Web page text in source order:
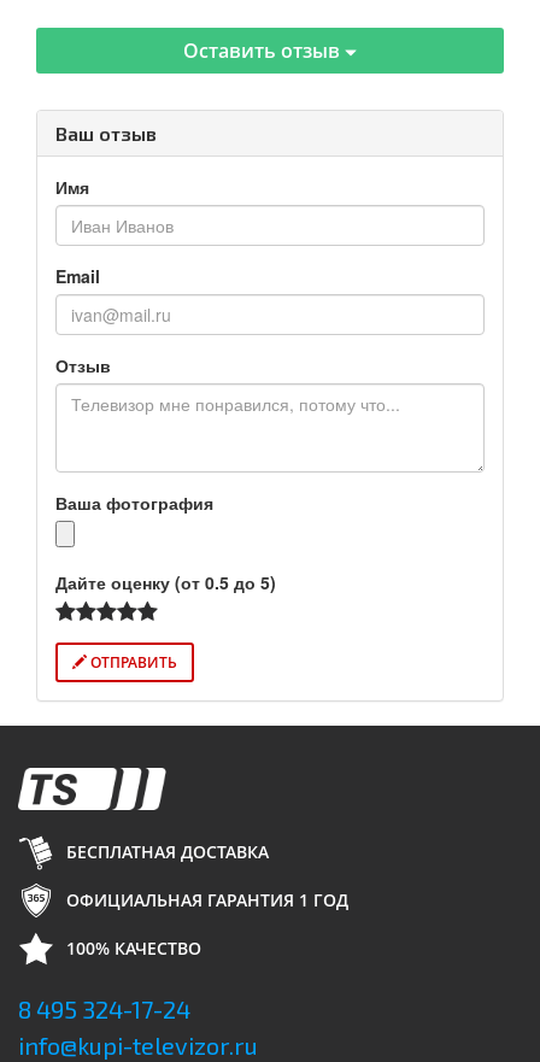
Оставить отзыв
Ваш отзыв
Имя
Email
Отзыв
Ваша фотография
Дайте оценку (от 0.5 до 5)
ОТПРАВИТЬ
БЕСПЛАТНАЯ ДОСТАВКА
ОФИЦИАЛЬНАЯ ГАРАНТИЯ 1 ГОД
100% КАЧЕСТВО
8 495 324-17-24
info@kupi-televizor.ru